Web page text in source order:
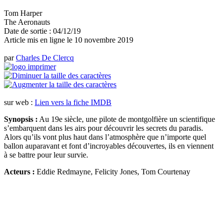
Tom Harper
The Aeronauts
Date de sortie : 04/12/19
Article mis en ligne le 10 novembre 2019
parCharles De Clercq
sur web : Lien vers la fiche IMDB
Synopsis : Au 19e siècle, une pilote de montgolfière un scientifique
s’embarquent dans les airs pour découvrir les secrets du paradis.
Alors qu’ils vont plus haut dans l’atmosphère que n’importe quel
ballon auparavant et font d’incroyables découvertes, ils en viennent
à se battre pour leur survie.
Acteurs : Eddie Redmayne, Felicity Jones, Tom Courtenay